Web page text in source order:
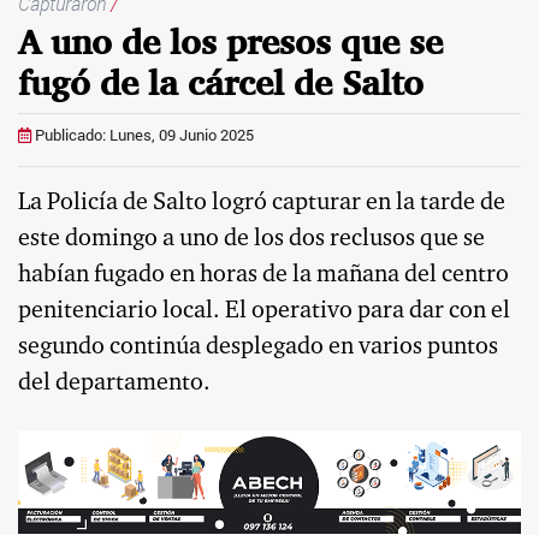
A uno de los presos que se
fugó de la cárcel de Salto
Publicado: Lunes, 09 Junio 2025
La Policía de Salto logró capturar en la tarde de
este domingo a uno de los dos reclusos que se
habían fugado en horas de la mañana del centro
penitenciario local. El operativo para dar con el
segundo continúa desplegado en varios puntos
del departamento.